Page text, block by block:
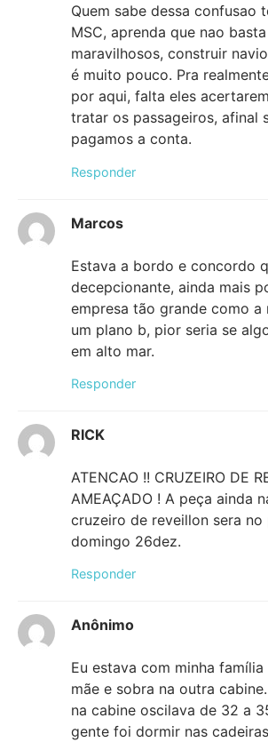
Quem sabe dessa confusao
MSC, aprenda que nao
maravilhosos, construir
é muito pouco. Pra
por aqui, falta eles
tratar os passageiros, afinal
pagamos a conta.
Responder
Marcos
Estava a bordo e concordo
decepcionante, ainda mais
empresa tão grande como a
um plano b, pior seria se
em alto mar.
Responder
RICK
ATENCAO !! CRUZEIRO DE
AMEAÇADO ! A peça ainda
cruzeiro de reveillon sera no
domingo 26dez.
Responder
Anônimo
Eu estava com minha
mãe e sobra na outra
na cabine oscilava de 32 a
gente foi dormir nas